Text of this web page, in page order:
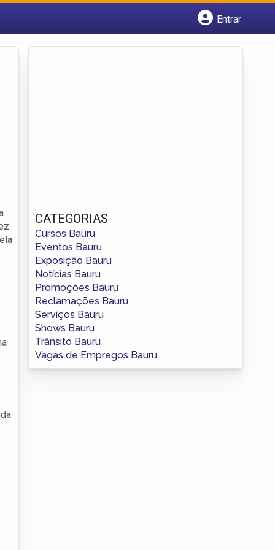
Entrar
CATEGORIAS
Cursos Bauru
Eventos Bauru
Exposição Bauru
Notícias Bauru
Promoções Bauru
Reclamações Bauru
Serviços Bauru
Shows Bauru
Trânsito Bauru
Vagas de Empregos Bauru